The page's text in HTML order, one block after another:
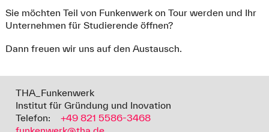
Sie möchten Teil von Funkenwerk on Tour werden und Ihr
Unternehmen für Studierende öffnen?
Dann freuen wir uns auf den Austausch.
THA_Funkenwerk
Institut für Gründung und Inovation
Telefon:
+49 821 5586-3468